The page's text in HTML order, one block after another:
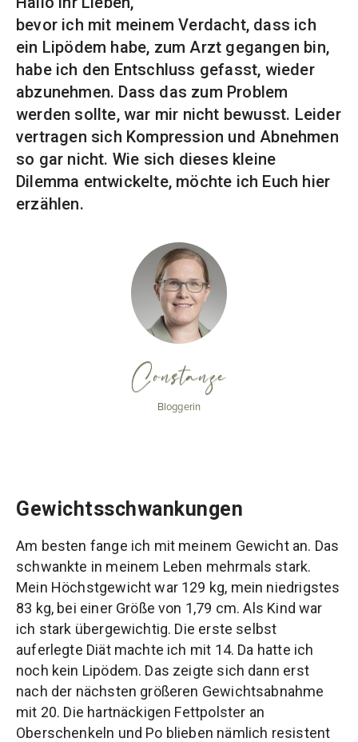
bevor ich mit meinem Verdacht, dass ich
ein Lipödem habe, zum Arzt gegangen bin,
habe ich den Entschluss gefasst, wieder
abzunehmen. Dass das zum Problem
werden sollte, war mir nicht bewusst. Leider
vertragen sich Kompression und Abnehmen
so gar nicht. Wie sich dieses kleine
Dilemma entwickelte, möchte ich Euch hier
erzählen.
Constanze
Bloggerin
Gewichtsschwankungen
Am besten fange ich mit meinem Gewicht an. Das
schwankte in meinem Leben mehrmals stark.
Mein Höchstgewicht war 129 kg, mein niedrigstes
83 kg, bei einer Größe von 1,79 cm. Als Kind war
ich stark übergewichtig. Die erste selbst
auferlegte Diät machte ich mit 14. Da hatte ich
noch kein Lipödem. Das zeigte sich dann erst
nach der nächsten größeren Gewichtsabnahme
mit 20. Die hartnäckigen Fettpolster an
Oberschenkeln und Po blieben nämlich resistent